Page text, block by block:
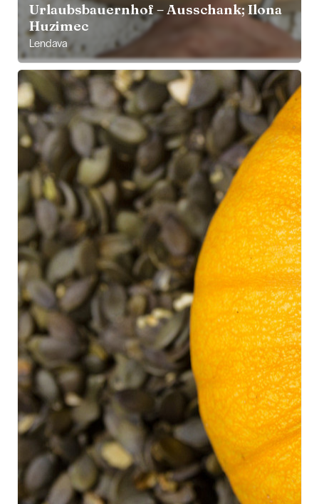
Urlaubsbauernhof – Ausschank; Ilona
Huzimec
Lendava